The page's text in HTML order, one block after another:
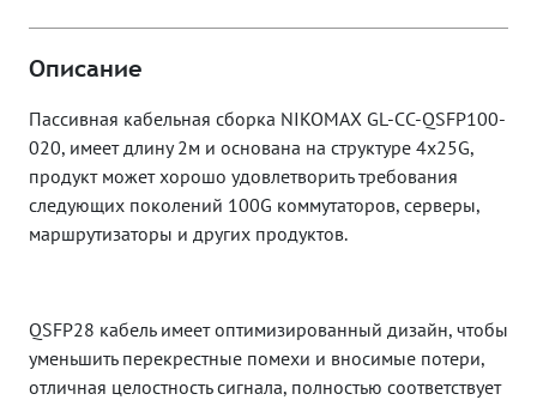
Описание
Пассивная кабельная сборка NIKOMAX GL-CC-QSFP100-
020, имеет длину 2м и основана на структуре 4x25G,
продукт может хорошо удовлетворить требования
следующих поколений 100G коммутаторов, серверы,
маршрутизаторы и других продуктов.
QSFP28 кабель имеет оптимизированный дизайн, чтобы
уменьшить перекрестные помехи и вносимые потери,
отличная целостность сигнала, полностью соответствует